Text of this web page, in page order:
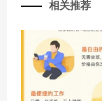
相关推荐